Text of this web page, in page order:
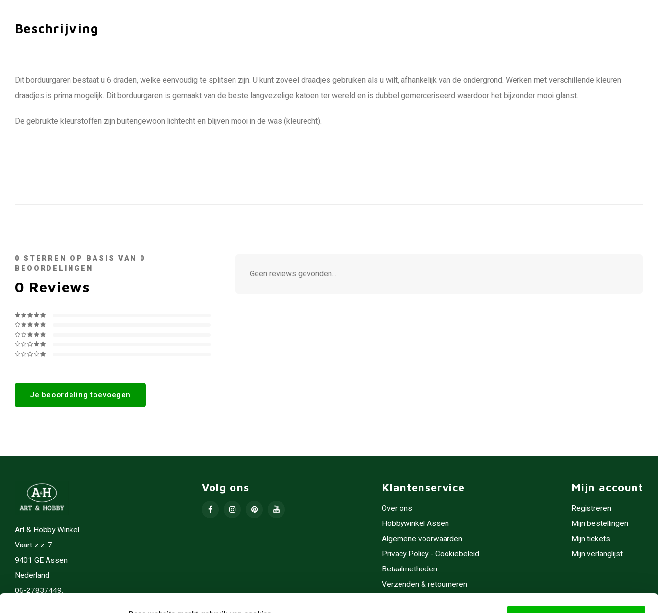
Beschrijving
Dit borduurgaren bestaat u 6 draden, welke eenvoudig te splitsen zijn. U kunt zoveel draadjes gebruiken als u wilt, afhankelijk van de ondergrond. Werken met verschillende kleuren
draadjes is prima mogelijk. Dit borduurgaren is gemaakt van de beste langvezelige katoen ter wereld en is dubbel gemerceriseerd waardoor het bijzonder mooi glanst.
De gebruikte kleurstoffen zijn buitengewoon lichtecht en blijven mooi in de was (kleurecht).
0 STERREN OP BASIS VAN 0
BEOORDELINGEN
0 Reviews
Je beoordeling toevoegen
Geen reviews gevonden...
Art & Hobby Winkel
Vaart z.z. 7
9401 GE Assen
Nederland
06-27837449.
Volg ons Klantenservice
Over ons
Hobbywinkel Assen
Algemene voorwaarden
Privacy Policy - Cookiebeleid
Betaalmethoden
Verzenden & retourneren
Mijn account
Registreren
Mijn bestellingen
Mijn tickets
Mijn verlanglijst